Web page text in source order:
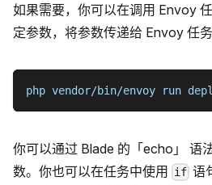
如果需要，你可以在调用 Envoy
定参数，将参数传递给 Envoy 任务
php vendor/bin/envoy run
你可以通过 Blade 的「echo」 语
数。你也可以在任务中使用 if 语